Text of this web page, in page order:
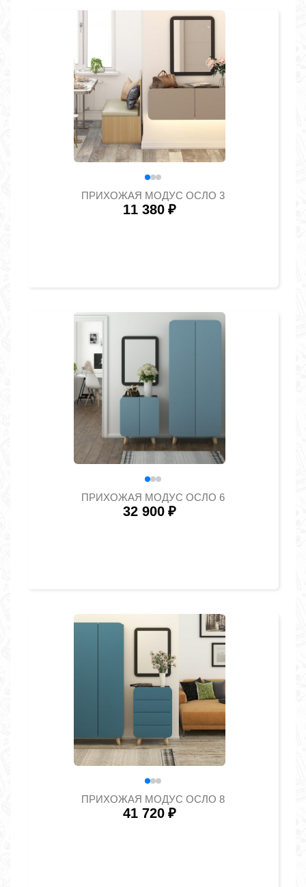
ПРИХОЖАЯ МОДУС ОСЛО 3
11 380 ₽
ПРИХОЖАЯ МОДУС ОСЛО 6
32 900 ₽
ПРИХОЖАЯ МОДУС ОСЛО 8
41 720 ₽